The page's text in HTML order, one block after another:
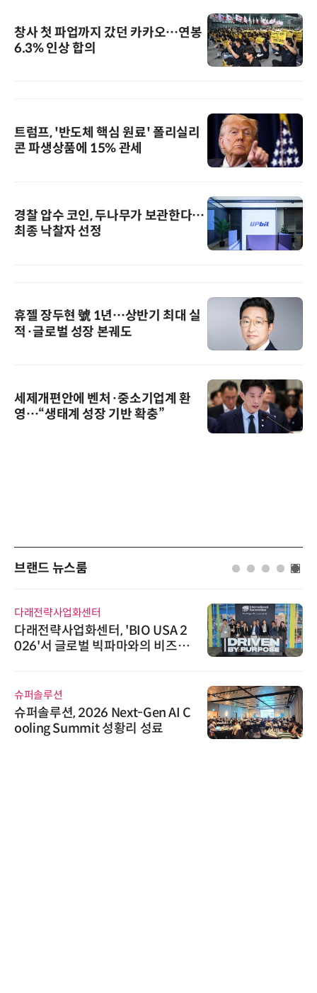
창사 첫 파업까지 갔던 카카오…연봉
6.3% 인상 합의
트럼프, '반도체 핵심 원료' 폴리실리
콘 파생상품에 15% 관세
경찰 압수 코인, 두나무가 보관한다…
최종 낙찰자 선정
휴젤 장두현 號 1년…상반기 최대 실
적·글로벌 성장 본궤도
세제개편안에 벤처·중소기업계 환
영…“생태계 성장 기반 확충”
브랜드 뉴스룸
다래전략사업화센터
다래전략사업화센터, 'BIO USA 2
026'서 글로벌 빅파마와의 비즈니
슈퍼솔루션
슈퍼솔루션, 2026 Next-Gen AI C
ooling Summit 성황리 성료